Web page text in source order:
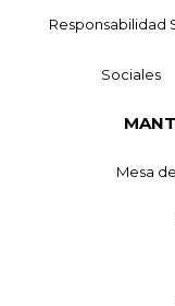
Responsabilidad
Sociales
Mesa